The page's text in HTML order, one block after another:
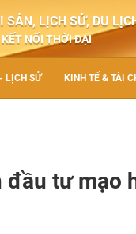
SẢN, LỊCH SỬ, DU
NỐI THỜI ĐẠI
LỊCH SỬ KINH TẾ & TÀI
tư mạo